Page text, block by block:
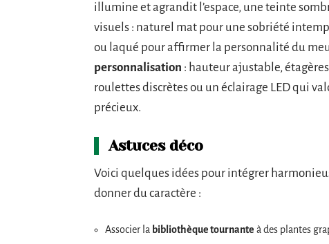
illumine et agrandit l’espace, une teinte
visuels : naturel mat pour une sobriété
ou laqué pour affirmer la personnalité du
personnalisation : hauteur ajustable,
roulettes discrètes ou un éclairage LED qui
précieux.
Astuces déco
Voici quelques idées pour intégrer
donner du caractère :
Associer la bibliothèque tournante à des plantes